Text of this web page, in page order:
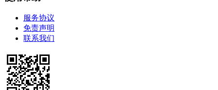
服务协议
免责声明
联系我们